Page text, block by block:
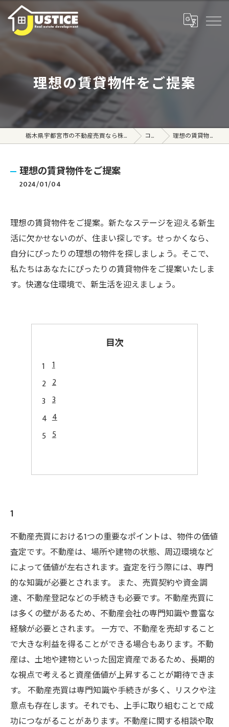
理想の賃貸物件をご提案
栃木県宇都宮市の不動産売買なら株式会社ジャスティス コラム 理想の賃貸物件をご提案
理想の賃貸物件をご提案
2024/01/04
理想の賃貸物件をご提案。新たなステージを迎える新生
活に欠かせないのが、住まい探しです。せっかくなら、
自分にぴったりの理想の物件を探しましょう。そこで、
私たちはあなたにぴったりの賃貸物件をご提案いたしま
す。快適な住環境で、新生活を迎えましょう。
目次
1
2
3
4
5
1
不動産売買における1つの重要なポイントは、物件の価値
査定です。不動産は、場所や建物の状態、周辺環境など
によって価値が左右されます。査定を行う際には、専門
的な知識が必要とされます。 また、売買契約や資金調
達、不動産登記などの手続きも必要です。不動産売買に
は多くの壁があるため、不動産会社の専門知識や豊富な
経験が必要とされます。 一方で、不動産を売却すること
で大きな利益を得ることができる場合もあります。不動
産は、土地や建物といった固定資産であるため、長期的
な視点で考えると資産価値が上昇することが期待できま
す。 不動産売買は専門知識や手続きが多く、リスクや注
意点も存在します。それでも、上手に取り組むことで成
功につながることがあります。不動産に関する相談や取